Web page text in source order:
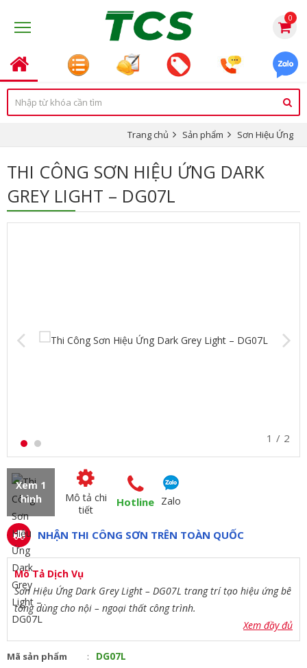
0
Trang chủ Sản phẩm Sơn Hiệu Ứng
THI CÔNG SƠN HIỆU ỨNG DARK
GREY LIGHT – DG07L
1 2
Xem 1
hình
Mô tả chi
tiết
Hotline Zalo
NHẬN THI CÔNG SƠN TRÊN TOÀN QUỐC
Mô Tả Dịch Vụ
Sơn Hiệu Ứng Dark Grey Light – DG07L trang trí tạo hiệu ứng bê
tông dùng cho nội – ngoại thất công trình.
Xem đầy đủ
Mã sản phẩm DG07L